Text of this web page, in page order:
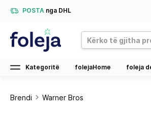
POSTA nga DHL
Kategoritë folejaHome foleja
Brendi Warner Bros